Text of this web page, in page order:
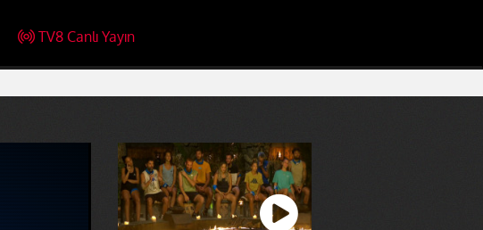
TV8 Canlı Yayın